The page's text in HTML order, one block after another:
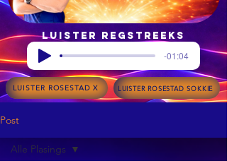
Luister regstreeks
-01:04
LUISTER ROSESTAD X LUISTER ROSESTAD SOKKIE
Post
Alle Plasings